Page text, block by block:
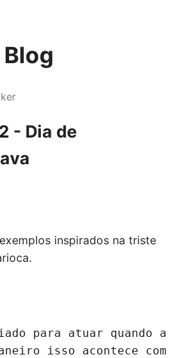
- Dia de
inspirados na triste
para atuar quando a
isso acontece com